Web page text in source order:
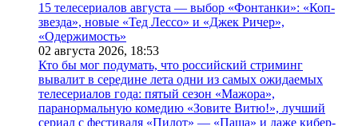
15 телесериалов августа — выбор «Фонтанки»: «Коп-
звезда», новые «Тед Лессо» и «Джек Ричер»,
«Одержимость»
02 августа 2026, 18:53
Кто бы мог подумать, что российский стриминг
вывалит в середине лета одни из самых ожидаемых
телесериалов года: пятый сезон «Мажора»,
паранормальную комедию «Зовите Витю!», лучший
сериал с фестиваля «Пилот» — «Паша» и даже кибер-